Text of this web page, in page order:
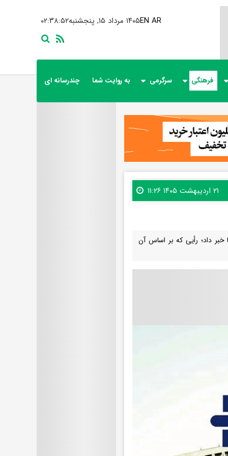
۰۲:۳۸:۵۴ ۱۴۰۵ مرداد ۱۵, پنجشنبهEN AR
فرهنگی سرگرمی به روایت شما چندرسانه ای
۲۱ اردیبهشت ۱۴۰۵ ۱۱:۲۶
خبر داد؛ رأیی که بر اساس آن